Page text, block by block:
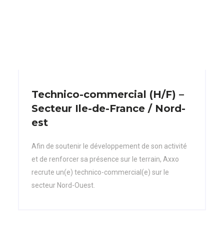
Technico-commercial (H/F) –
Secteur Ile-de-France / Nord-
est
Afin de soutenir le développement de son activité
et de renforcer sa présence sur le terrain, Axxo
recrute un(e) technico-commercial(e) sur le
secteur Nord-Ouest.